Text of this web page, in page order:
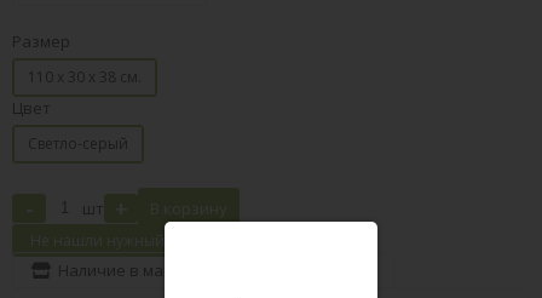
Размер
110 х 30 х 38 см.
Цвет
Светло-серый
- шт + В корзину
Не нашли нужный товар?
Наличие в магазинах